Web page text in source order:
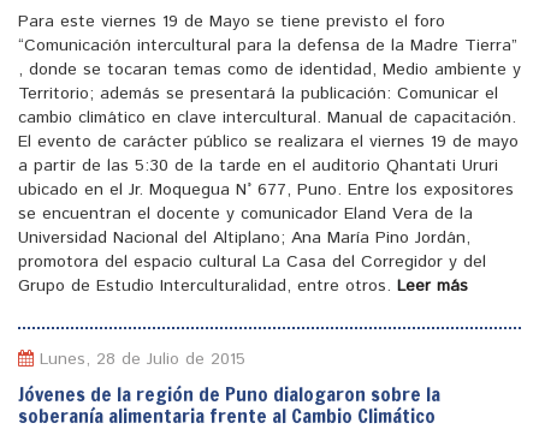
"Maestría en Religiones y culturas Andinas"
Para este viernes 19 de Mayo se tiene previsto el foro
“Comunicación intercultural para la defensa de la Madre Tierra”
, donde se tocaran temas como de identidad, Medio ambiente y
Territorio; además se presentará la publicación: Comunicar el
cambio climático en clave intercultural. Manual de capacitación.
El evento de carácter público se realizara el viernes 19 de mayo
a partir de las 5:30 de la tarde en el auditorio Qhantati Ururi
ubicado en el Jr. Moquegua N° 677, Puno. Entre los expositores
se encuentran el docente y comunicador Eland Vera de la
Universidad Nacional del Altiplano; Ana María Pino Jordán,
promotora del espacio cultural La Casa del Corregidor y del
Grupo de Estudio Interculturalidad, entre otros. Leer más
Lunes, 28 de Julio de 2015
Jóvenes de la región de Puno dialogaron sobre la
soberanía alimentaria frente al Cambio Climático